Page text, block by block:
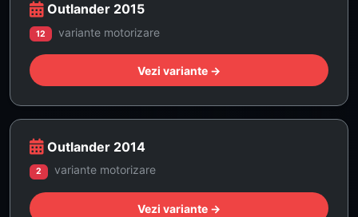
Outlander 2015
12 variante motorizare
Vezi variante →
Outlander 2014
2 variante motorizare
Vezi variante →